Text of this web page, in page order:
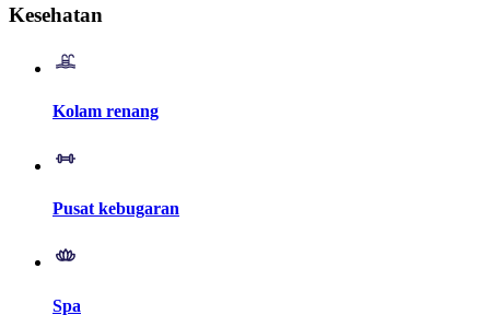
Kesehatan
Kolam renang
Pusat kebugaran
Spa